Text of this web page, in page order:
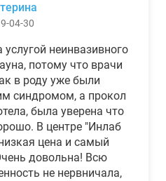
04-30
неинвазивного
потому что врачи
в роду уже были
синдромом, а прокол
была уверена что
В центре "Инлаб
цена и самый
довольна! Всю
не нервничала,